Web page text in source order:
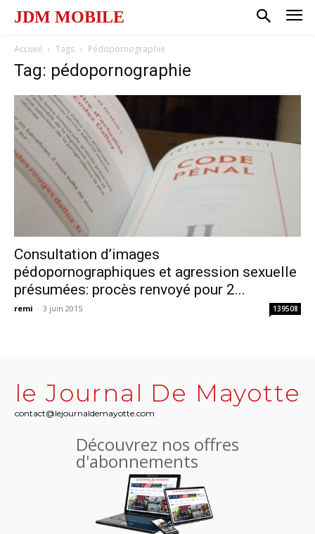
JDM MOBILE
Accueil Tags Pédopornographie
Tag: pédopornographie
Consultation d’images
pédopornographiques et agression sexuelle
présumées: procès renvoyé pour 2...
remi - 3 juin 2015 139508
le Journal De Mayotte
contact@lejournaldemayotte.com
Découvrez nos offres
d'abonnements